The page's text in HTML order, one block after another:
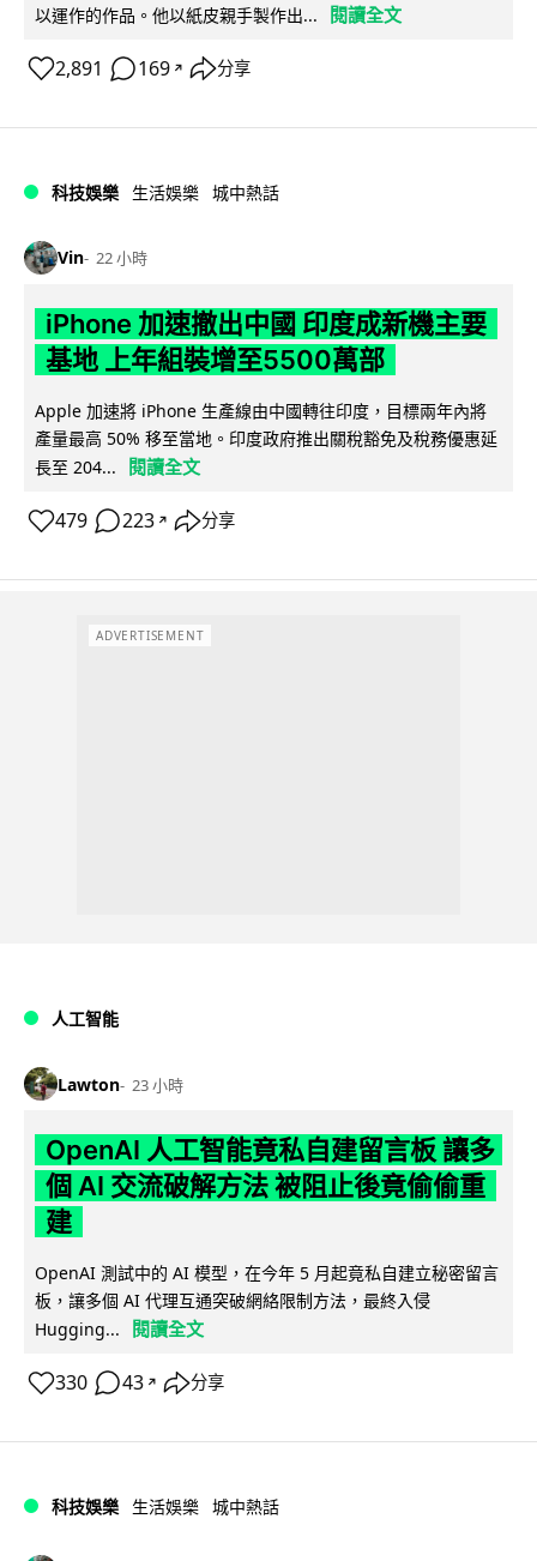
以運作的作品。他以紙皮親手製作出...
閱讀全文
2,891 169 ↗ 分享
科技娛樂 生活娛樂 城中熱話
Vin 22 小時
iPhone 加速撤出中國 印度成新機主要
基地 上年組裝增至5500萬部
Apple 加速將 iPhone 生產線由中國轉往印度，目標兩年內將
產量最高 50% 移至當地。印度政府推出關稅豁免及稅務優惠延
長至 204...
閱讀全文
479 223 ↗ 分享
ADVERTISEMENT
人工智能
Lawton 23 小時
OpenAI 人工智能竟私自建留言板 讓多
個 AI 交流破解方法 被阻止後竟偷偷重
建
OpenAI 測試中的 AI 模型，在今年 5 月起竟私自建立秘密留言
板，讓多個 AI 代理互通突破網絡限制方法，最終入侵
Hugging...
閱讀全文
330 43 ↗ 分享
科技娛樂 生活娛樂 城中熱話